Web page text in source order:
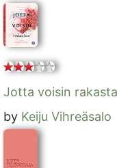
Jotta voisin
by Keiju Vihreäsalo